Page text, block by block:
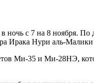
с 7 на 8 ноября.
Ирака Нури аль-Малики
Ми-35 и Ми-28НЭ,